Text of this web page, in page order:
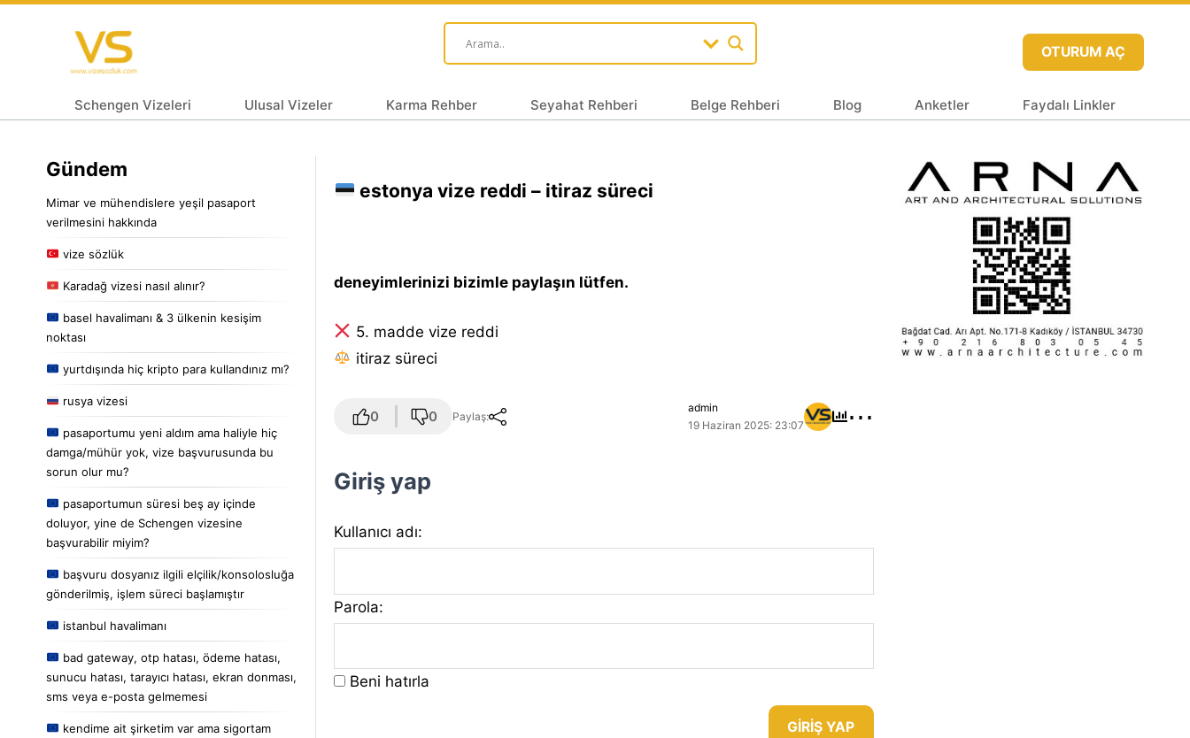
OTURUM AÇ
Schengen Vizeleri Ulusal Vizeler Karma Rehber Seyahat Rehberi Belge Rehberi Blog Anketler Faydalı Linkler
Gündem
Mimar ve mühendislere yeşil pasaport
verilmesini hakkında
vize sözlük
Karadağ vizesi nasıl alınır?
basel havalimanı & 3 ülkenin kesişim
noktası
yurtdışında hiç kripto para kullandınız mı?
rusya vizesi
pasaportumu yeni aldım ama haliyle hiç
damga/mühür yok, vize başvurusunda bu
sorun olur mu?
pasaportumun süresi beş ay içinde
doluyor, yine de Schengen vizesine
başvurabilir miyim?
başvuru dosyanız ilgili elçilik/konsolosluğa
gönderilmiş, işlem süreci başlamıştır
istanbul havalimanı
bad gateway, otp hatası, ödeme hatası,
sunucu hatası, tarayıcı hatası, ekran donması,
sms veya e-posta gelmemesi
kendime ait şirketim var ama sigortam
estonya vize reddi – itiraz süreci
deneyimlerinizi bizimle paylaşın lütfen.
5. madde vize reddi
i̇tiraz süreci
0 0 Paylaş:
admin
19 Haziran 2025: 23:07
⋯
Giriş yap
Kullanıcı adı:
Parola:
Beni hatırla
GIRIŞ YAP